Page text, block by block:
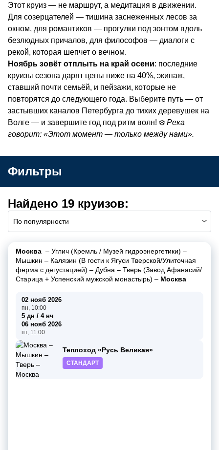
Этот круиз — не маршрут, а медитация в движении.
Для созерцателей — тишина заснеженных лесов за
окном, для романтиков — прогулки под зонтом вдоль
безлюдных причалов, для философов — диалоги с
рекой, которая шепчет о вечном.
Ноябрь зовёт отплыть на край осени: последние
круизы сезона дарят цены ниже на 40%, экипаж,
ставший почти семьёй, и пейзажи, которые не
повторятся до следующего года. Выберите путь — от
застывших каналов Петербурга до тихих деревушек на
Волге — и завершите год под ритм волн! ❄️ Река
говорит: «Этот момент — только между нами».
Фильтры
Найдено 19 круизов:
По популярности
Москва – Углич (Кремль / Музей гидроэнергетики) –
Мышкин – Калязин (В гости к Ягуси Тверской/Улиточная
ферма с дегустацией) – Дубна – Тверь (Завод Афанасий/
Старица + Успенский мужской монастырь) – Москва
02 нояб 2026
пн, 10:00
5 дн / 4 нч
06 нояб 2026
пт, 11:00
Теплоход «Русь Великая»
СТАНДАРТ